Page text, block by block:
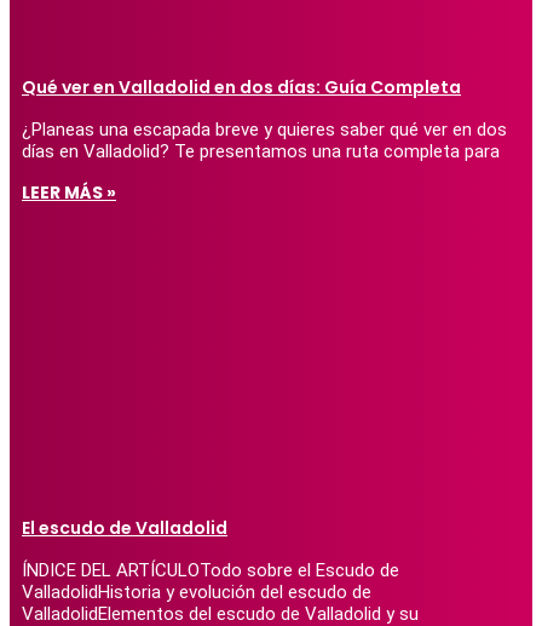
Qué ver en Valladolid en dos días: Guía Completa
¿Planeas una escapada breve y quieres saber qué ver en dos
días en Valladolid? Te presentamos una ruta completa para
LEER MÁS »
El escudo de Valladolid
ÍNDICE DEL ARTÍCULOTodo sobre el Escudo de
ValladolidHistoria y evolución del escudo de
ValladolidElementos del escudo de Valladolid y su